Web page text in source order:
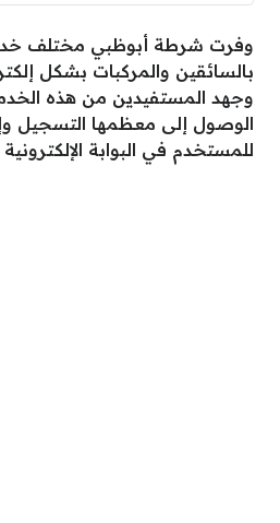
وفرت شرطة أبوظبي مختلف
بالسائقين والمركبات بشكل
وجهد المستفيدين من هذه
الوصول إلى معظمها التسجيل
للمستخدم في البوابة